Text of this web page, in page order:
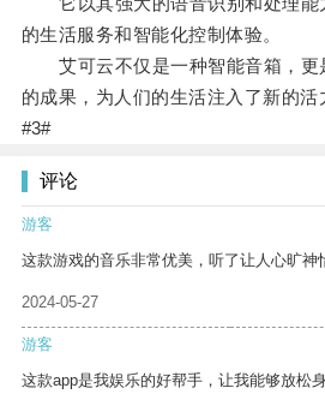
的生活服务和智能化控制体验。
艾可云不仅是一种智能音箱，更
的成果，为人们的生活注入了新的活
#3#
评论
游客
这款游戏的音乐非常优美，听了让人心旷神
2024-05-27
游客
这款app是我娱乐的好帮手，让我能够放松